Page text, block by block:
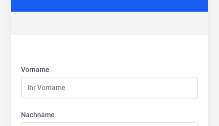
name:
name:
name:
Vorname
Nachname